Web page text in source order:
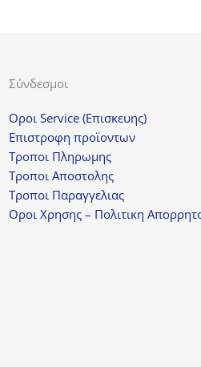
Σύνδεσμοι
Οροι Service (Επισκευης)
Επιστροφη προϊοντων
Τροποι Πληρωμης
Τροποι Αποστολης
Τροποι Παραγγελιας
Οροι Χρησης – Πολιτικη